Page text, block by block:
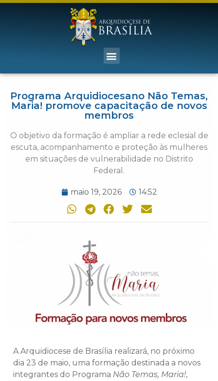
Programa Arquidiocesano Não Temas,
Maria! promove capacitação de novos
membros
O objetivo da formação é ampliar a rede eclesial de
escuta, acompanhamento e proteção às mulheres
em situações de vulnerabilidade no Distrito
Federal.
maio 19, 2026 14:52
A Arquidiocese de Brasília realizará, no próximo
dia 23 de maio, uma formação destinada a novos
integrantes do Programa Não Temas, Maria!,